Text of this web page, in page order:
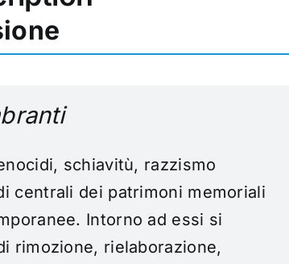
schiavitù, razzismo
centrali dei patrimoni memoriali
Intorno ad essi si
rimozione, rielaborazione,